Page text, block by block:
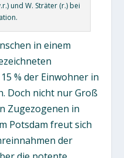
und W. Sträter (r.) bei
in einem
% der Einwohner in
Doch nicht nur Groß
Zugezogenen in
Potsdam freut sich
der